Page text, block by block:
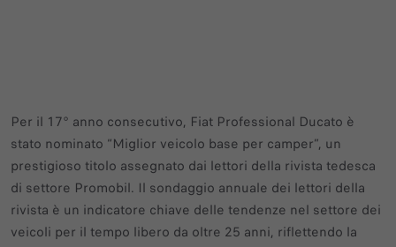
Per il 17° anno consecutivo, Fiat Professional Ducato è
stato nominato “Miglior veicolo base per camper”, un
prestigioso titolo assegnato dai lettori della rivista tedesca
di settore Promobil. Il sondaggio annuale dei lettori della
rivista è un indicatore chiave delle tendenze nel settore dei
veicoli per il tempo libero da oltre 25 anni, riflettendo la